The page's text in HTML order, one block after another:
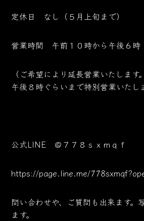
定休日 なし（５月上旬まで）
営業時間 午前１０時から午後６時
（ご希望により延長営業いたします
午後８時ぐらいまで特別営業いたし
公式LINE ＠７７８ｓｘｍｑｆ
https://page.line.me/
問い合わせや、ご質問も出来ます。
ます。